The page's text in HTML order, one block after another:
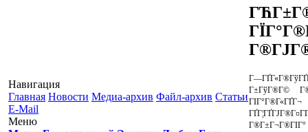
Навигация
Главная Новости Медиа-архив Файл-архив Статьи
E-Mail
Меню
Г±ГўГ®Г©